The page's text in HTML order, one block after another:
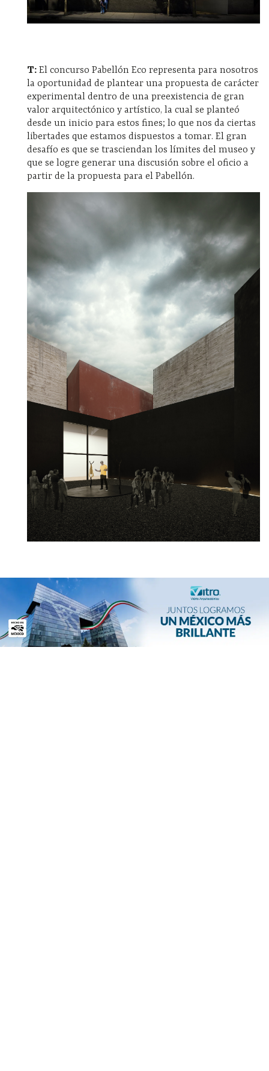
T: El concurso Pabellón Eco representa para nosotros
la oportunidad de plantear una propuesta de carácter
experimental dentro de una preexistencia de gran
valor arquitectónico y artístico, la cual se planteó
desde un inicio para estos fines; lo que nos da ciertas
libertades que estamos dispuestos a tomar. El gran
desafío es que se trasciendan los límites del museo y
que se logre generar una discusión sobre el oficio a
partir de la propuesta para el Pabellón.